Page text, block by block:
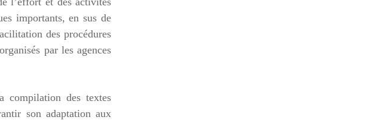
importants, en sus de
des procédures
par les agences
compilation des textes
son adaptation aux